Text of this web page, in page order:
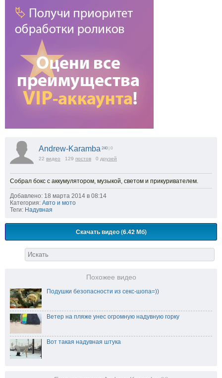
Andrew-Karamba 240 | 0
22 видео 129 постов 0 друзей
Собрал бокс с аккумулятором, музыкой, светом и прикуривателем.
Добавлено: 18 марта 2014 в 08:14
Категория: Авто и мото
Теги: Надувная
Скачать видео (6.42 Мб)
Похожее видео
Подушки безопасности из секс-шопа=))
Ветер на пляже унес огромную надувную горку
Вот такая надувная штука